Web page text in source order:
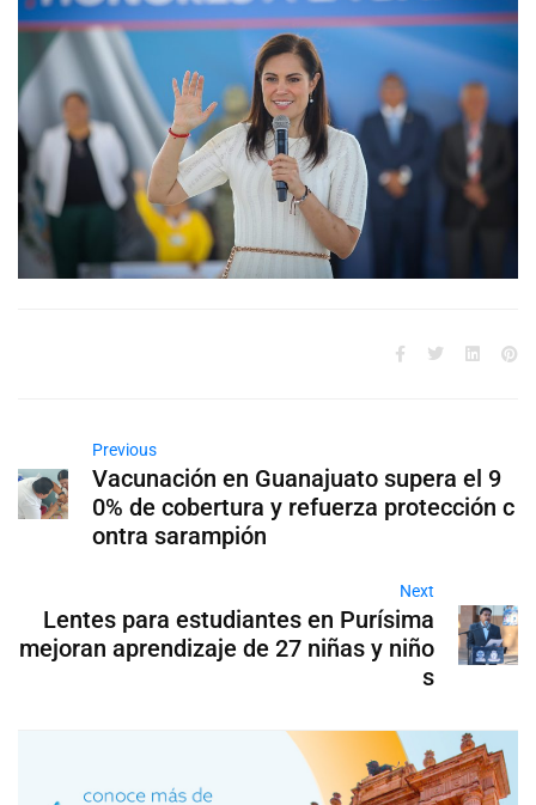
Previous
Vacunación en Guanajuato supera el 9
0% de cobertura y refuerza protección c
ontra sarampión
Next
Lentes para estudiantes en Purísima
mejoran aprendizaje de 27 niñas y niño
s